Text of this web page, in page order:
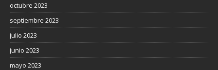
octubre 2023
septiembre 2023
julio 2023
junio 2023
mayo 2023